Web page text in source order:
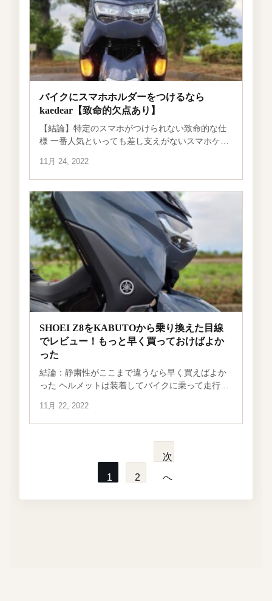
バイクにスマホホルダーをつけるなら
kaedear【致命的欠点あり】
【結論】特定のスマホがつけられない致命的な仕
様 一番人気といっても差し支えがないスマホケー
ゾンでぽちってつけてみたら、肝心のquick hold機
能が全く使えない […]
11月 24, 2022
SHOEI Z8をKABUTOから乗り換えた目線
でレビュー！もっと早く買っておけばよか
った
結論：静粛性がここまで違うなら早く買えばよか
った ヘルメットは装着してバイクに乗って走行す
ラの箱的なものがここまで身近にある。KABUTO
のヘルメットを2個買ってきた。画像にあ […]
11月 22, 2022
1 2
次
へ